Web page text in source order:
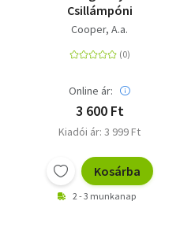
Csillámpóni
Cooper, A.a.
Online ár:
3 600 Ft
Kiadói ár: 3 999 Ft
Kosárba
2 - 3 munkanap